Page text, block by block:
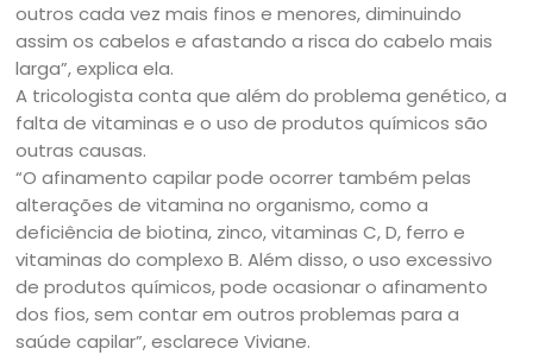
outros cada vez mais finos e menores, diminuindo
assim os cabelos e afastando a risca do cabelo mais
larga”, explica ela.
A tricologista conta que além do problema genético, a
falta de vitaminas e o uso de produtos químicos são
outras causas.
“O afinamento capilar pode ocorrer também pelas
alterações de vitamina no organismo, como a
deficiência de biotina, zinco, vitaminas C, D, ferro e
vitaminas do complexo B. Além disso, o uso excessivo
de produtos químicos, pode ocasionar o afinamento
dos fios, sem contar em outros problemas para a
saúde capilar”, esclarece Viviane.